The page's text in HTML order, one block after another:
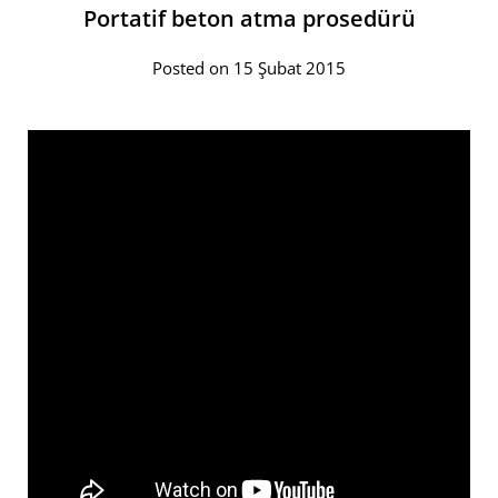
Portatif beton atma prosedürü
Posted on 15 Şubat 2015